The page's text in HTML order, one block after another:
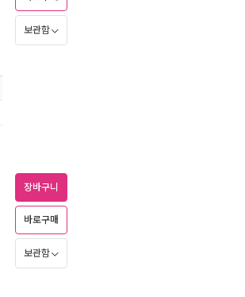
보관함
장바구니
바로구매
보관함